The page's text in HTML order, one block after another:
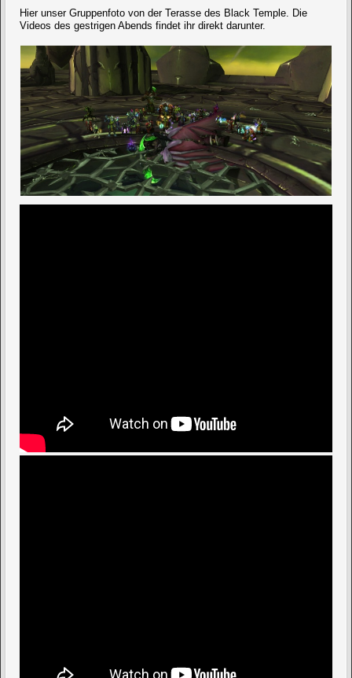
Hier unser Gruppenfoto von der Terasse des Black Temple. Die
Videos des gestrigen Abends findet ihr direkt darunter.